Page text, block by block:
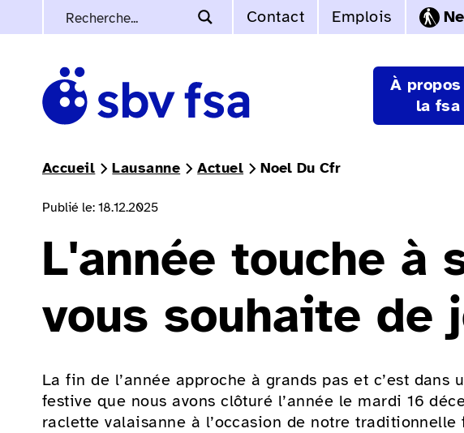
Contact Emplois
À
la fsa
Accueil Lausanne Actuel Noel Du Cfr
Publié le: 18.12.2025
L'année touche à
vous souhaite de
La fin de l’année approche à grands pas et c’est dans
festive que nous avons clôturé l’année le mardi 16
raclette valaisanne à l’occasion de notre traditionnelle